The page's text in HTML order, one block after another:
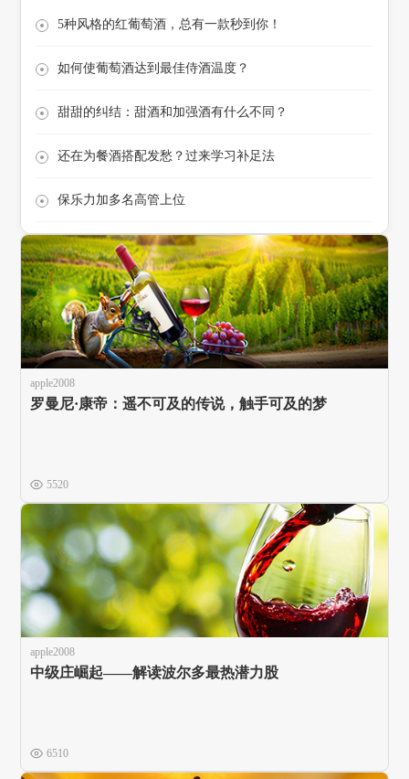
5种风格的红葡萄酒，总有一款秒到你！
如何使葡萄酒达到最佳侍酒温度？
甜甜的纠结：甜酒和加强酒有什么不同？
还在为餐酒搭配发愁？过来学习补足法
保乐力加多名高管上位
apple2008
罗曼尼·康帝：遥不可及的传说，触手可及的梦
5520
apple2008
中级庄崛起——解读波尔多最热潜力股
6510